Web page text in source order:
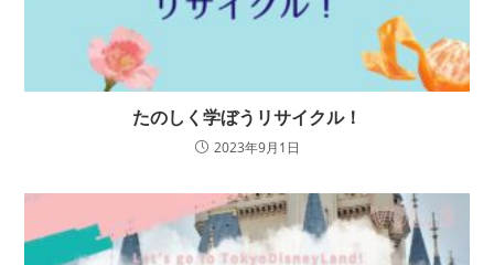
たのしく学ぼうリサイクル！
2023年9月1日